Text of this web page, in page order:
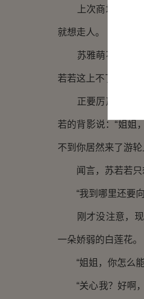
上次商场的事情
就想走人。
苏雅萌不甘心地
若若这上不了台面的
正要厉声质问，
若的背影说：“姐姐
不到你居然来了游
闻言，苏若若只想
“我到哪里还要向
刚才没注意，现
一朵娇弱的白莲花。
“姐姐，你怎么能
“关心我？好啊，